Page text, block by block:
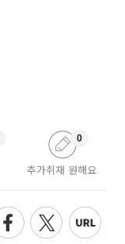
추가취재 원해요
0